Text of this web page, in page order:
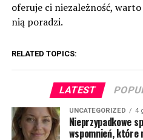
oferuje ci niezależność,
nią poradzi.
RELATED TOPICS:
LATEST
UNCATEGORIZED 4
Nieprzypadkowe
wspomnień, które